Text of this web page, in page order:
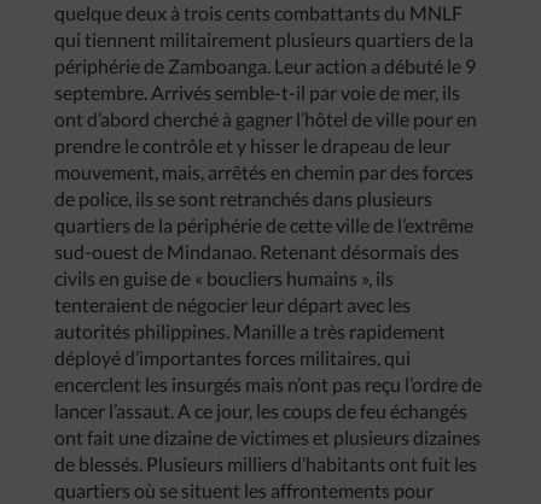
quelque deux à trois cents combattants du MNLF
qui tiennent militairement plusieurs quartiers de la
périphérie de Zamboanga. Leur action a débuté le 9
septembre. Arrivés semble-t-il par voie de mer, ils
ont d’abord cherché à gagner l’hôtel de ville pour en
prendre le contrôle et y hisser le drapeau de leur
mouvement, mais, arrêtés en chemin par des forces
de police, ils se sont retranchés dans plusieurs
quartiers de la périphérie de cette ville de l’extrême
sud-ouest de Mindanao. Retenant désormais des
civils en guise de « boucliers humains », ils
tenteraient de négocier leur départ avec les
autorités philippines. Manille a très rapidement
déployé d’importantes forces militaires, qui
encerclent les insurgés mais n’ont pas reçu l’ordre de
lancer l’assaut. A ce jour, les coups de feu échangés
ont fait une dizaine de victimes et plusieurs dizaines
de blessés. Plusieurs milliers d’habitants ont fuit les
quartiers où se situent les affrontements pour